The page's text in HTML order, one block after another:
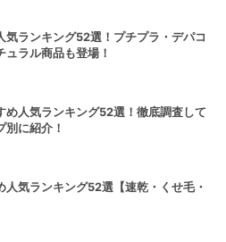
気ランキング52選！プチプラ・デパコ
ュラル商品も登場！
め人気ランキング52選！徹底調査して
別に紹介！
人気ランキング52選【速乾・くせ毛・